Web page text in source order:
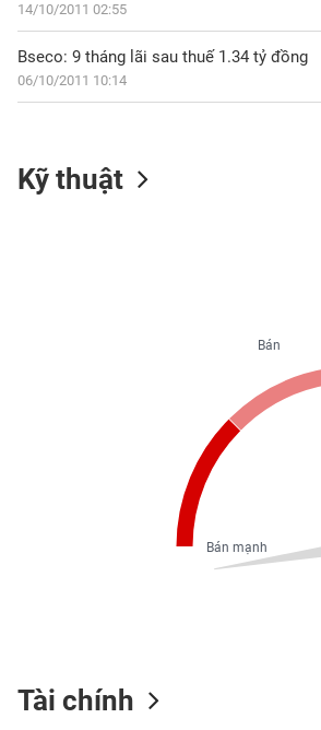
14/10/2011 02:55
Bseco: 9 tháng lãi sau thuế 1.34 tỷ đồng
06/10/2011 10:14
Kỹ thuật
Bán
Bán mạnh
Tài chính
DOANH
NGHIỆP
PHIẾU